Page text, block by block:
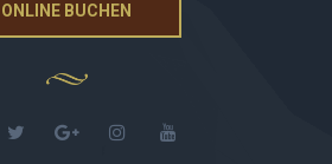
ONLINE BUCHEN